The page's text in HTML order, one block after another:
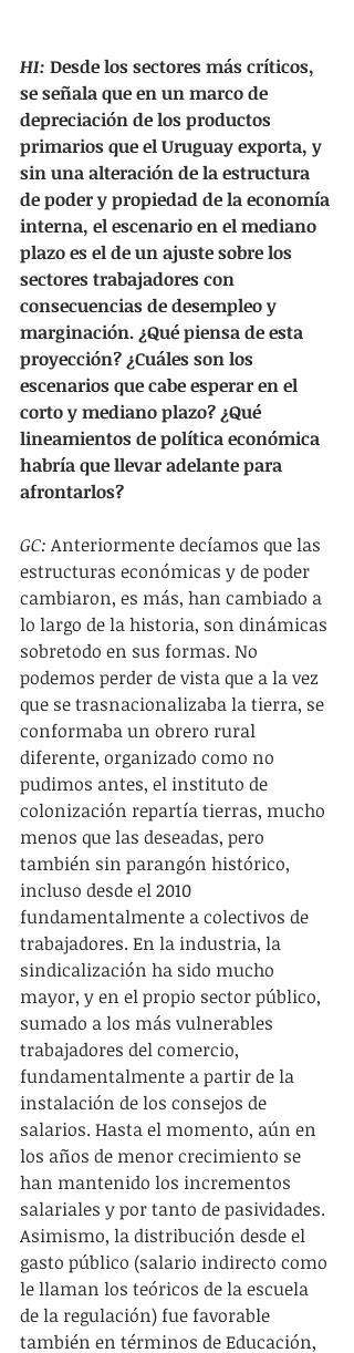
HI: Desde los sectores más críticos,
se señala que en un marco de
depreciación de los productos
primarios que el Uruguay exporta, y
sin una alteración de la estructura
de poder y propiedad de la economía
interna, el escenario en el mediano
plazo es el de un ajuste sobre los
sectores trabajadores con
consecuencias de desempleo y
marginación. ¿Qué piensa de esta
proyección? ¿Cuáles son los
escenarios que cabe esperar en el
corto y mediano plazo? ¿Qué
lineamientos de política económica
habría que llevar adelante para
afrontarlos?
GC: Anteriormente decíamos que las
estructuras económicas y de poder
cambiaron, es más, han cambiado a
lo largo de la historia, son dinámicas
sobretodo en sus formas. No
podemos perder de vista que a la vez
que se trasnacionalizaba la tierra, se
conformaba un obrero rural
diferente, organizado como no
pudimos antes, el instituto de
colonización repartía tierras, mucho
menos que las deseadas, pero
también sin parangón histórico,
incluso desde el 2010
fundamentalmente a colectivos de
trabajadores. En la industria, la
sindicalización ha sido mucho
mayor, y en el propio sector público,
sumado a los más vulnerables
trabajadores del comercio,
fundamentalmente a partir de la
instalación de los consejos de
salarios. Hasta el momento, aún en
los años de menor crecimiento se
han mantenido los incrementos
salariales y por tanto de pasividades.
Asimismo, la distribución desde el
gasto público (salario indirecto como
le llaman los teóricos de la escuela
de la regulación) fue favorable
también en términos de Educación,